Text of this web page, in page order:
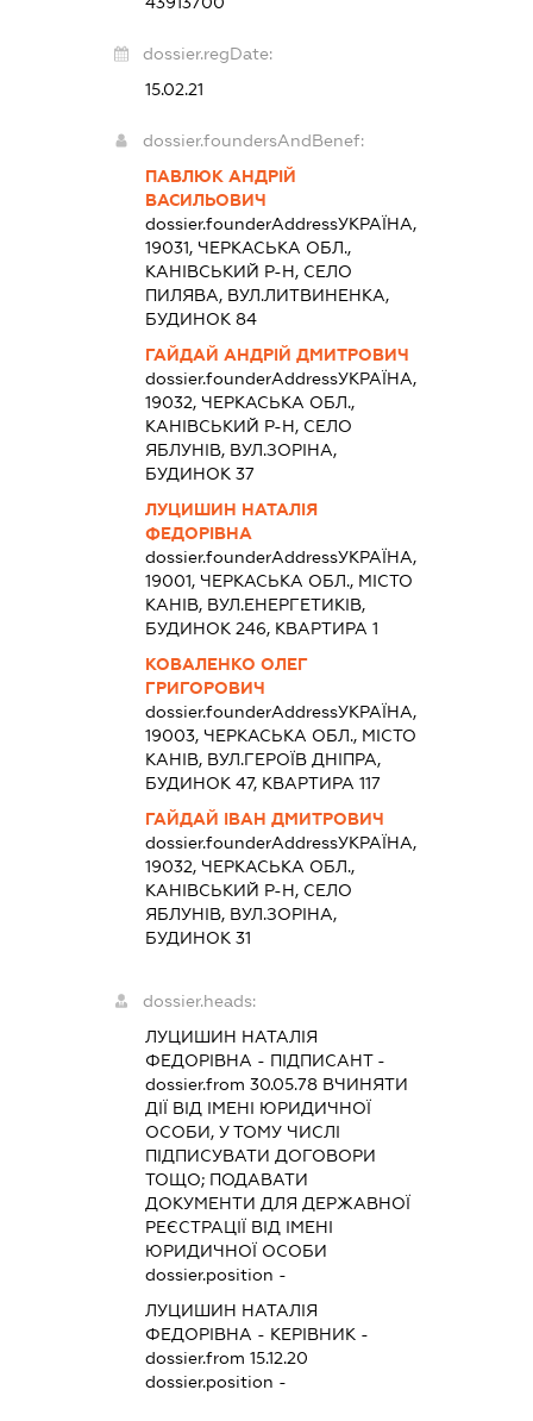
dossier.regDate:
15.02.21
dossier.foundersAndBenef:
ПАВЛЮК АНДРІЙ
ВАСИЛЬОВИЧ
dossier.founderAddressУКРАЇНА,
19031, ЧЕРКАСЬКА ОБЛ.,
КАНІВСЬКИЙ Р-Н, СЕЛО
ПИЛЯВА, ВУЛ.ЛИТВИНЕНКА,
БУДИНОК 84
ГАЙДАЙ АНДРІЙ ДМИТРОВИЧ
dossier.founderAddressУКРАЇНА,
19032, ЧЕРКАСЬКА ОБЛ.,
КАНІВСЬКИЙ Р-Н, СЕЛО
ЯБЛУНІВ, ВУЛ.ЗОРІНА,
БУДИНОК 37
ЛУЦИШИН НАТАЛІЯ
ФЕДОРІВНА
dossier.founderAddressУКРАЇНА,
19001, ЧЕРКАСЬКА ОБЛ., МІСТО
КАНІВ, ВУЛ.ЕНЕРГЕТИКІВ,
БУДИНОК 246, КВАРТИРА 1
КОВАЛЕНКО ОЛЕГ
ГРИГОРОВИЧ
dossier.founderAddressУКРАЇНА,
19003, ЧЕРКАСЬКА ОБЛ., МІСТО
КАНІВ, ВУЛ.ГЕРОЇВ ДНІПРА,
БУДИНОК 47, КВАРТИРА 117
ГАЙДАЙ ІВАН ДМИТРОВИЧ
dossier.founderAddressУКРАЇНА,
19032, ЧЕРКАСЬКА ОБЛ.,
КАНІВСЬКИЙ Р-Н, СЕЛО
ЯБЛУНІВ, ВУЛ.ЗОРІНА,
БУДИНОК 31
dossier.heads:
ЛУЦИШИН НАТАЛІЯ
ФЕДОРІВНА - ПІДПИСАНТ-
dossier.from 30.05.78ВЧИНЯТИ
ДІЇ ВІД ІМЕНІ ЮРИДИЧНОЇ
ОСОБИ, У ТОМУ ЧИСЛІ
ПІДПИСУВАТИ ДОГОВОРИ
ТОЩО; ПОДАВАТИ
ДОКУМЕНТИ ДЛЯ ДЕРЖАВНОЇ
РЕЄСТРАЦІЇ ВІД ІМЕНІ
ЮРИДИЧНОЇ ОСОБИ
dossier.position -
ЛУЦИШИН НАТАЛІЯ
ФЕДОРІВНА - КЕРІВНИК -
dossier.from 15.12.20
dossier.position -